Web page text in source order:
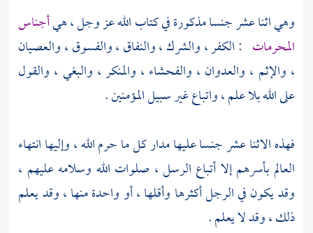
وهي اثنا عشر جنسا مذكورة في كتاب الله عز وجل ، هيأجناس
المحرمات : الكفر ، والشرك ، والنفاق ، والفسوق ، والعصيان
، والإثم ، والعدوان ، والفحشاء ، والمنكر ، والبغي ، والقول
على الله بلا علم ، واتباع غير سبيل المؤمنين .
فهذه الاثنا عشر جنسا عليها مدار كل ما حرم الله ، وإليها انتهاء
العالم بأسرهم إلا أتباع الرسل ، صلوات الله وسلامه عليهم ،
وقد يكون في الرجل أكثرها وأقلها ، أو واحدة منها ، وقد يعلم
ذلك ، وقد لا يعلم .